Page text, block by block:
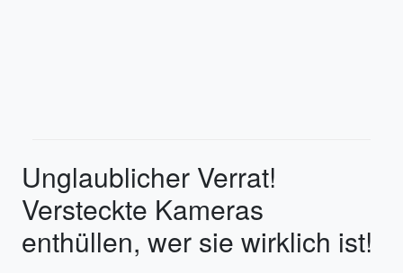
Unglaublicher Verrat!
Versteckte Kameras
enthüllen, wer sie wirklich ist!